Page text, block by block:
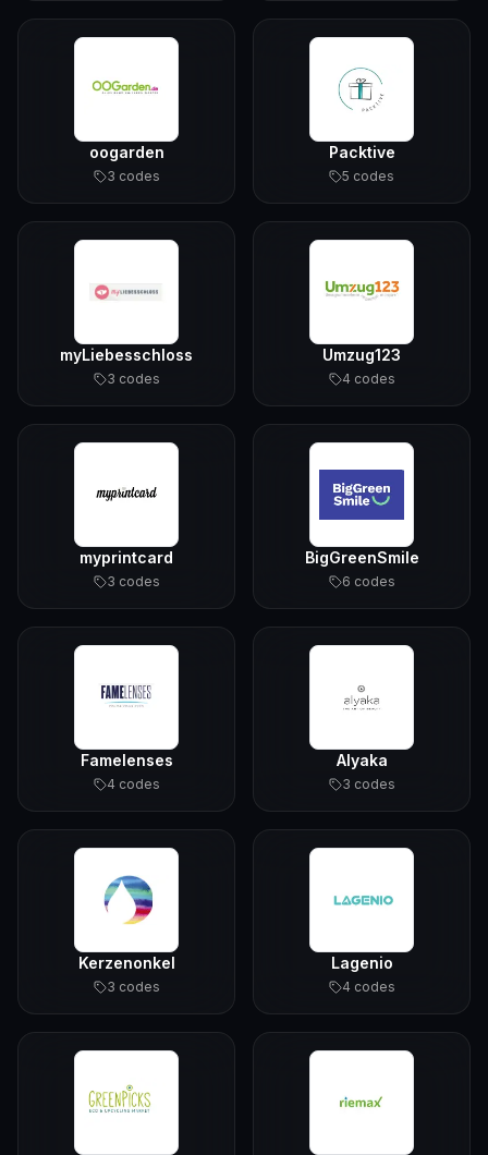
oogarden
3 codes
Packtive
5 codes
myLiebesschloss
3 codes
Umzug123
4 codes
myprintcard
3 codes
BigGreenSmile
6 codes
Famelenses
4 codes
Alyaka
3 codes
Kerzenonkel
3 codes
Lagenio
4 codes